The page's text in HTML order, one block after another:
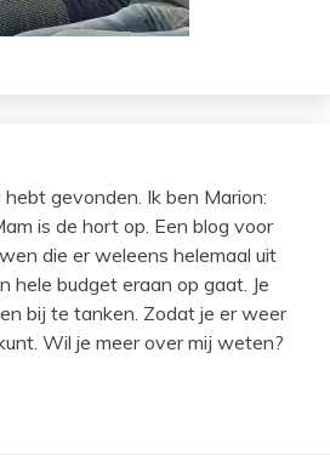
gevonden. Ik ben Marion:
is de hort op. Een blog voor
die er weleens helemaal uit
hele budget eraan op gaat. Je
bij te tanken. Zodat je er weer
Wil je meer over mij weten?